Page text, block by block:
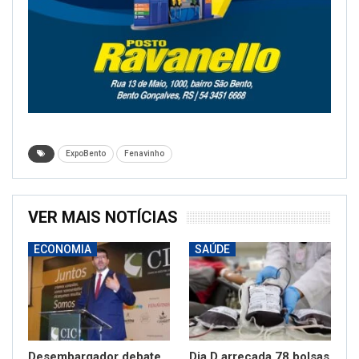
Foresti e pelas damas de honra Jéssica Bellé e Bianca
Dall Agnol. Elas representarão a edição comemorativa
dos 60 anos da Festa Nacional do Vinho, que ocorre de
quinta-feira, 27 de maio, a domingo, 6 de junho de 2027,
junto à 35ª ExpoBento.
Fenavinho
A corte da 22ª Fenavinho foi escolhida na segunda-feira,
Jéssica e Bianca aparecem nos primeiros momentos
após o anúncio do resultado.